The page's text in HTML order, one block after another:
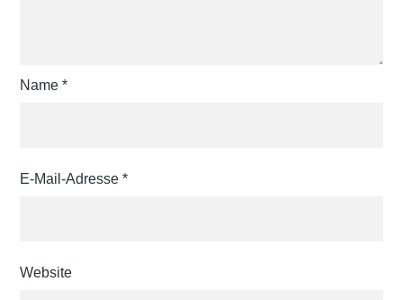
Name*
E-Mail-Adresse*
Website